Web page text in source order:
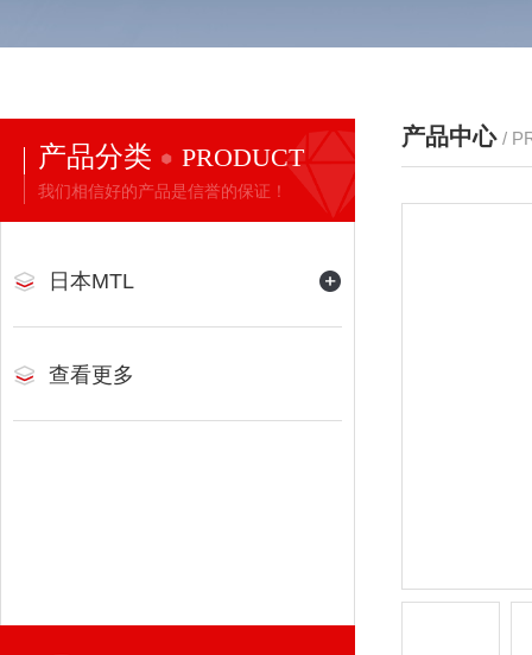
产品分类 PRODUCT
我们相信好的产品是信誉的保证！
日本MTL
查看更多
产品中心 /